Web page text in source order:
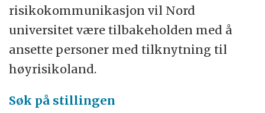
risikokommunikasjon vil Nord
universitet være tilbakeholden med å
ansette personer med tilknytning til
høyrisikoland.
Søk på stillingen